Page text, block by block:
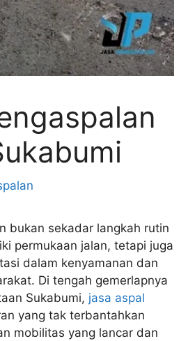
bukan sekadar langkah rutin
permukaan jalan, tetapi juga
dalam kenyamanan dan
Di tengah gemerlapnya
Sukabumi, jasa aspal
yang tak terbantahkan
mobilitas yang lancar dan